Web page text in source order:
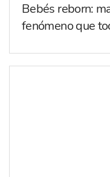
Bebés reborn:
fenómeno que